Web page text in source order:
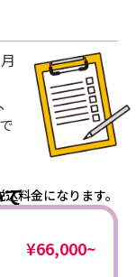
料金になります。
¥66,000~